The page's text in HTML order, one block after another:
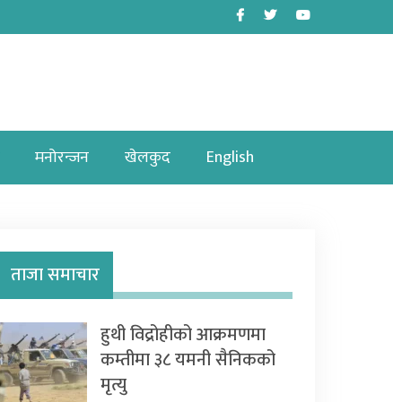
Facebook
TwitterYoutube
मनोरन्जन खेलकुद English
ताजा समाचार
हुथी विद्रोहीको आक्रमणमा
कम्तीमा ३८ यमनी सैनिकको
मृत्यु